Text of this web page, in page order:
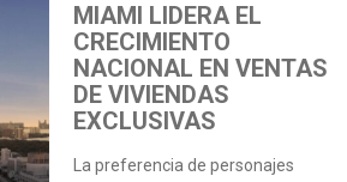
MIAMI LIDERA EL
CRECIMIENTO
NACIONAL EN VENTAS
DE VIVIENDAS
EXCLUSIVAS
La preferencia de personajes